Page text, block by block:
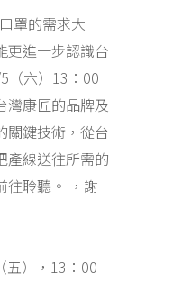
罩的需求大
更進一步認識台
（六）13：00
灣康匠的品牌及
關鍵技術，從台
產線送往所需的
往聆聽 。 ，謝
五），13：00